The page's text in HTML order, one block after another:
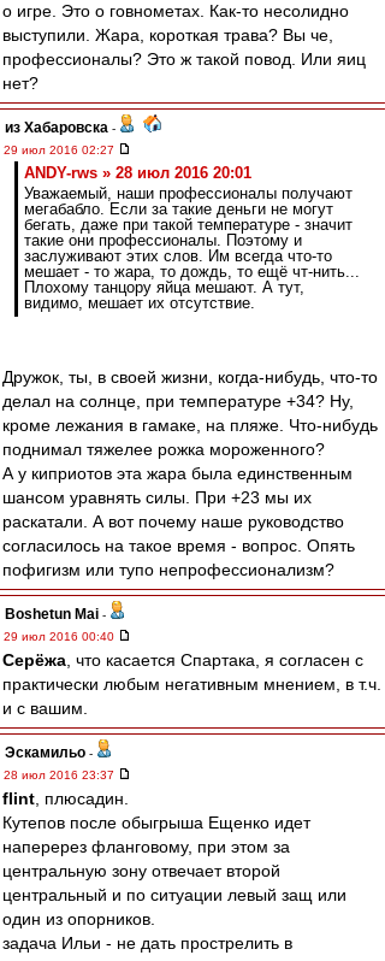
о игре. Это о говнометах. Как-то несолидно
выступили. Жара, короткая трава? Вы че,
профессионалы? Это ж такой повод. Или яиц
нет?
из Хабаровска -
29 июл 2016 02:27
ANDY-rws » 28 июл 2016 20:01
Уважаемый, наши профессионалы получают
мегабабло. Если за такие деньги не могут
бегать, даже при такой температуре - значит
такие они профессионалы. Поэтому и
заслуживают этих слов. Им всегда что-то
мешает - то жара, то дождь, то ещё чт-нить...
Плохому танцору яйца мешают. А тут,
видимо, мешает их отсутствие.
Дружок, ты, в своей жизни, когда-нибудь, что-то
делал на солнце, при температуре +34? Ну,
кроме лежания в гамаке, на пляже. Что-нибудь
поднимал тяжелее рожка мороженного?
А у киприотов эта жара была единственным
шансом уравнять силы. При +23 мы их
раскатали. А вот почему наше руководство
согласилось на такое время - вопрос. Опять
пофигизм или тупо непрофессионализм?
Boshetun Mai -
29 июл 2016 00:40
Серёжа , что касается Спартака, я согласен с
практически любым негативным мнением, в т.ч.
и с вашим.
Эскамильо -
28 июл 2016 23:37
flint , плюсадин.
Кутепов после обыгрыша Ещенко идет
наперерез фланговому, при этом за
центральную зону отвечает второй
центральный и по ситуации левый защ или
один из опорников.
задача Ильи - не дать прострелить в